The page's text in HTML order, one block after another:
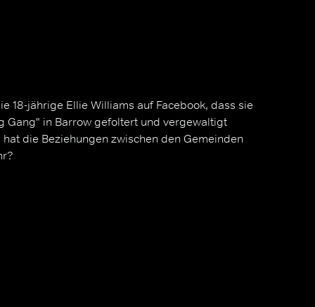
18-jährige Ellie Williams auf Facebook, dass sie
Gang" in Barrow gefoltert und vergewaltigt
die Beziehungen zwischen den Gemeinden